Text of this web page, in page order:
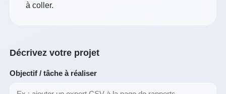
à coller.
Décrivez votre projet
Objectif / tâche à réaliser